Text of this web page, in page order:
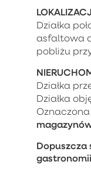
Działka
asfaltowa
pobliżu
Działka
Działka
Dopuszcza